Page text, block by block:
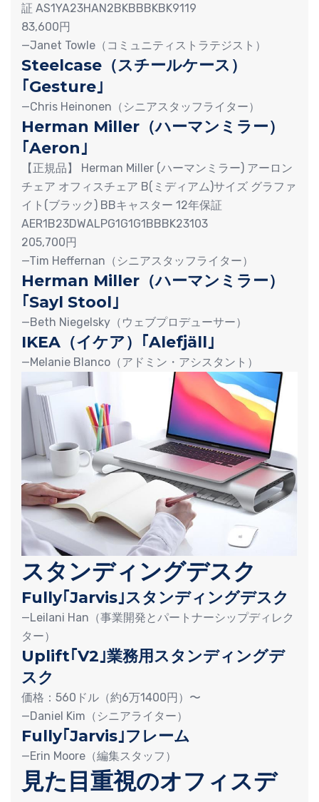
証 AS1YA23HAN2BKBBBKBK9119
83,600円
—Janet Towle（コミュニティストラテジスト）
Steelcase（スチールケース）
｢Gesture｣
—Chris Heinonen（シニアスタッフライター）
Herman Miller（ハーマンミラー）
｢Aeron｣
【正規品】 Herman Miller (ハーマンミラー) アーロン
チェア オフィスチェア B(ミディアム)サイズ グラファ
イト(ブラック) BBキャスター 12年保証
AER1B23DWALPG1G1G1BBBK23103
205,700円
—Tim Heffernan（シニアスタッフライター）
Herman Miller（ハーマンミラー）
｢Sayl Stool｣
—Beth Niegelsky（ウェブプロデューサー）
IKEA（イケア）｢Alefjäll｣
—Melanie Blanco（アドミン・アシスタント）
スタンディングデスク
Fully｢Jarvis｣スタンディングデスク
—Leilani Han（事業開発とパートナーシップディレク
ター）
Uplift｢V2｣業務用スタンディングデ
スク
価格：560ドル（約6万1400円）〜
—Daniel Kim（シニアライター）
Fully｢Jarvis｣フレーム
—Erin Moore（編集スタッフ）
見た目重視のオフィスデ